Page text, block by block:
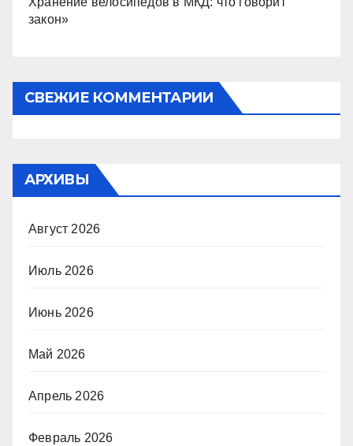
закон»
СВЕЖИЕ КОММЕНТАРИИ
АРХИВЫ
Август 2026
Июль 2026
Июнь 2026
Май 2026
Апрель 2026
Февраль 2026